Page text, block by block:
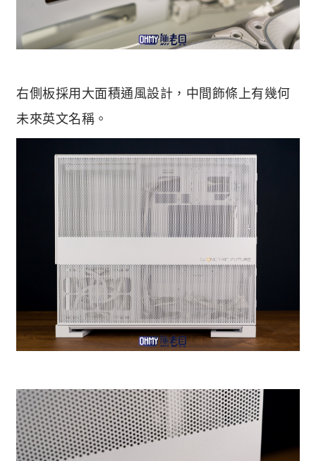
右側板採用大面積通風設計，中間飾條上有幾何
未來英文名稱。